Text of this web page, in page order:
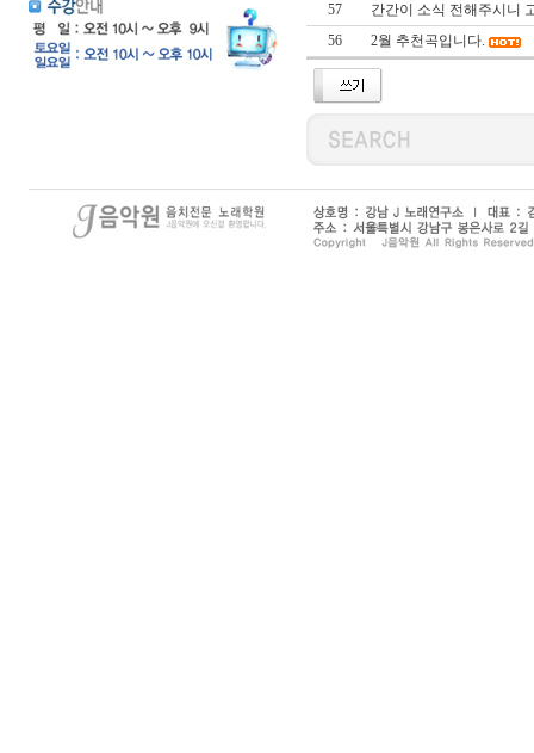
57
간간이 소식 전해주시니
56
2월 추천곡입니다.